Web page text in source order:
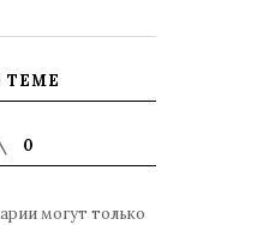
ТЕМЕ
0
могут только